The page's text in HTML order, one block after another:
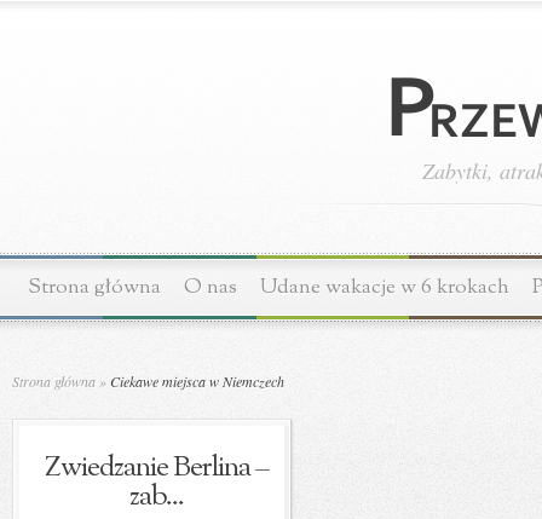
Zabytki,
Strona główna O nas Udane wakacje w 6 krokach
Strona główna »Ciekawe miejsca w Niemczech
Zwiedzanie Berlina –
zab...